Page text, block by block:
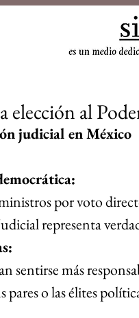
elección al
judicial en México
por voto
representa
sentirse más
pares o las élites